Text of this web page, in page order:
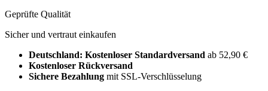
Geprüfte Qualität
Sicher und vertraut einkaufen
Deutschland: Kostenloser Standardversand ab 52,90 €
Kostenloser Rückversand
Sichere Bezahlung mit SSL-Verschlüsselung